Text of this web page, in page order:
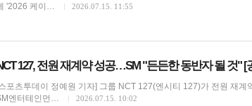
'2026 케이…
2026.07.15. 11:55
127, 전원 재계약 성공…SM "든든한 동반자 될 것" [
포츠투데이 정예원 기자] 그룹 NCT 127(엔시티 127)가 전원 재계
엔터테인먼…
2026.07.15. 10:02